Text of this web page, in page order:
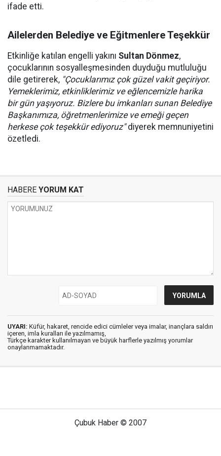
ifade etti.
Ailelerden Belediye ve Eğitmenlere Teşekkür
Etkinliğe katılan engelli yakını Sultan Dönmez,
çocuklarının sosyalleşmesinden duyduğu mutluluğu
dile getirerek, "Çocuklarımız çok güzel vakit geçiriyor.
Yemeklerimiz, etkinliklerimiz ve eğlencemizle harika
bir gün yaşıyoruz. Bizlere bu imkanları sunan Belediye
Başkanımıza, öğretmenlerimize ve emeği geçen
herkese çok teşekkür ediyoruz"diyerek memnuniyetini
özetledi.
HABERE YORUM KAT
UYARI: Küfür, hakaret, rencide edici cümleler veya imalar, inançlara saldırı
içeren, imla kuralları ile yazılmamış,
Türkçe karakter kullanılmayan ve büyük harflerle yazılmış yorumlar
onaylanmamaktadır.
Çubuk Haber © 2007